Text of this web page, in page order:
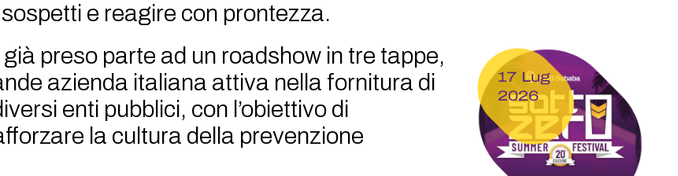
e reagire con prontezza.
preso parte ad un roadshow in tre tappe,
azienda italiana attiva nella fornitura di
enti pubblici, con l’obiettivo di
la cultura della prevenzione
17 Lug
2026